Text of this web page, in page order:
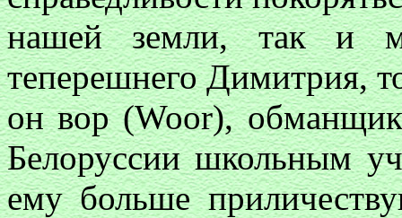
нашей земли, так и
теперешнего Димитрия,
он вор (Woor),
Белоруссии школьным
ему больше